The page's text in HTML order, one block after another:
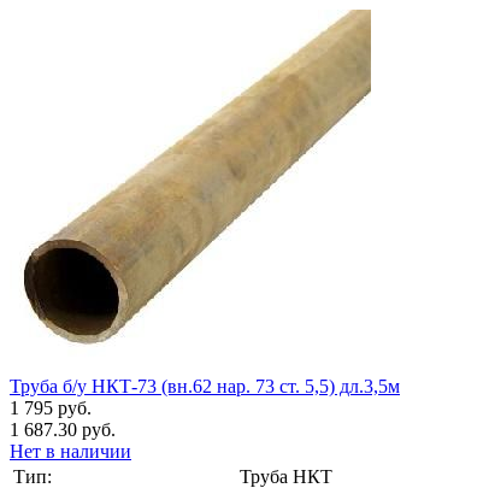
Труба б/у НКТ-73 (вн.62 нар. 73 ст. 5,5) дл.3,5м
1 795 руб.
1 687.30 руб.
Нет в наличии
Тип:
Труба НКТ